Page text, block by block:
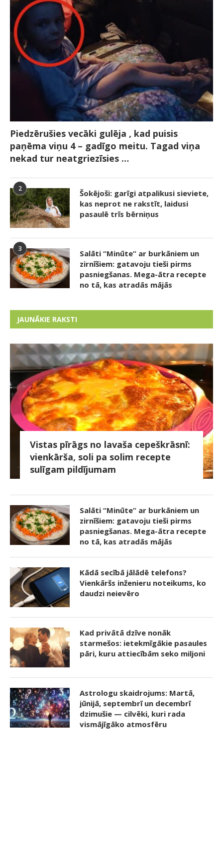
Piedzērušies vecāki gulēja , kad puisis
paņēma viņu 4 – gadīgo meitu. Tagad viņa
nekad tur neatgriezīsies …
2
Šokējoši: garīgi atpalikusi sieviete,
kas neprot ne rakstīt, laidusi
pasaulē trīs bērniņus
3
Salāti “Minūte” ar burkāniem un
zirnīšiem: gatavoju tieši pirms
pasniegšanas. Mega-ātra recepte
no tā, kas atradās mājās
JAUNĀKIE RAKSTI
Vistas pīrāgs no lavaša cepeškrāsnī:
vienkārša, soli pa solim recepte
sulīgam pildījumam
Salāti “Minūte” ar burkāniem un
zirnīšiem: gatavoju tieši pirms
pasniegšanas. Mega-ātra recepte
no tā, kas atradās mājās
Kādā secībā jālādē telefons?
Vienkāršs inženieru noteikums, ko
daudzi neievēro
Kad privātā dzīve nonāk
starmešos: ietekmīgākie pasaules
pāri, kuru attiecībām seko miljoni
Astrologu skaidrojums: Martā,
jūnijā, septembrī un decembrī
dzimušie — cilvēki, kuri rada
vismājīgāko atmosfēru